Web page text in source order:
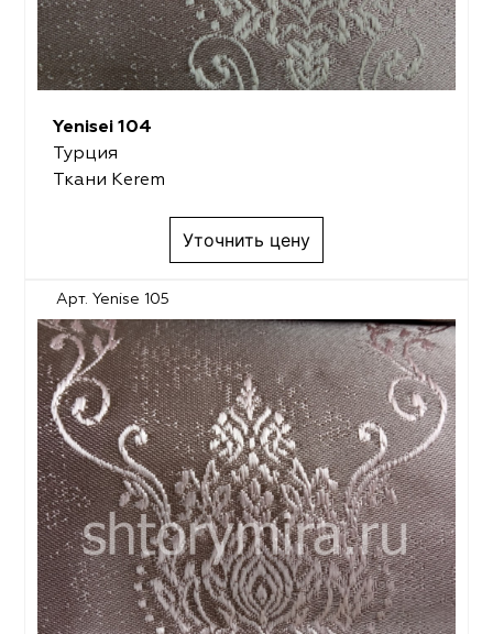
Yenisei 104
Турция
Ткани Kerem
Уточнить цену
Арт. Yenise 105